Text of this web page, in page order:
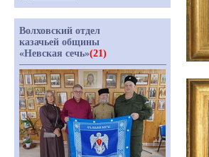
Волховский отдел
казачьей общины
«Невская сечь»(21)